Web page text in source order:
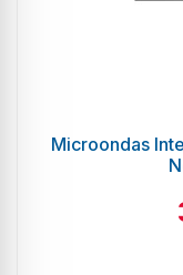
Microondas